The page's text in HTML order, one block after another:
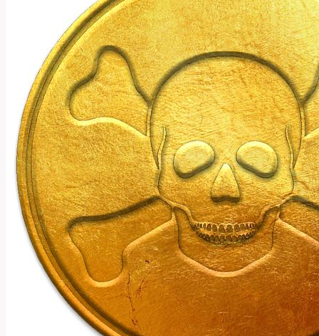
použití
této
slova?